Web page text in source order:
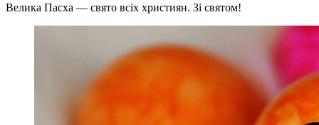
Велика Пасха — свято всіх християн. Зі святом!